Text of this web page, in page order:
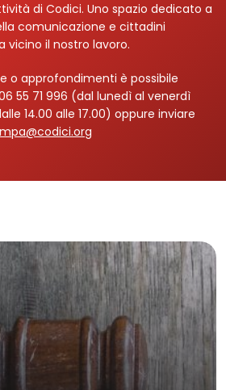
Contatti
Login
di Codici. Uno spazio dedicato a
comunicazione e cittadini
vicino il nostro lavoro.
o approfondimenti è possibile
55 71 996 (dal lunedì al venerdì
14.00 alle 17.00) oppure inviare